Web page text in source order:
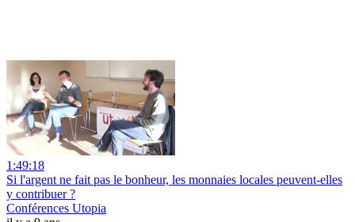
1:49:18
Si l'argent ne fait pas le bonheur, les monnaies locales peuvent-elles
y contribuer ?
Conférences Utopia